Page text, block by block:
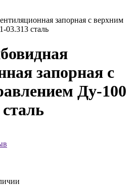
запорная с
Ду-100